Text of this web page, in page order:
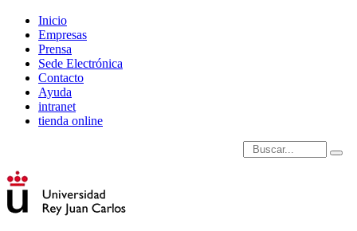
Inicio
Empresas
Prensa
Sede Electrónica
Contacto
Ayuda
intranet
tienda online
Introduce términos de